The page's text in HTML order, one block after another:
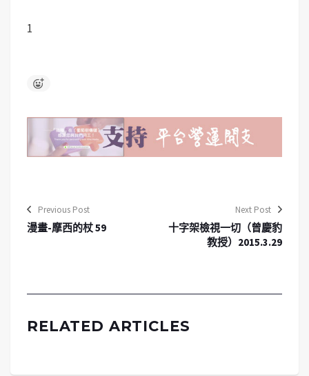
1
Previous Post
漫畫-摩西的杖 59
Next Post
十字架檢視一切（曾慶豹
教授）2015.3.29
RELATED ARTICLES